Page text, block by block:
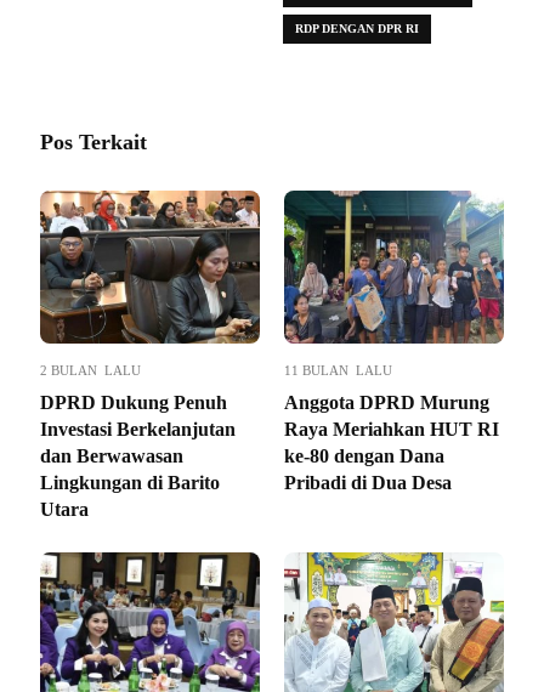
RDP DENGAN DPR RI
Pos Terkait
2 BULAN LALU
DPRD Dukung Penuh
Investasi Berkelanjutan
dan Berwawasan
Lingkungan di Barito
Utara
11 BULAN LALU
Anggota DPRD Murung
Raya Meriahkan HUT RI
ke-80 dengan Dana
Pribadi di Dua Desa